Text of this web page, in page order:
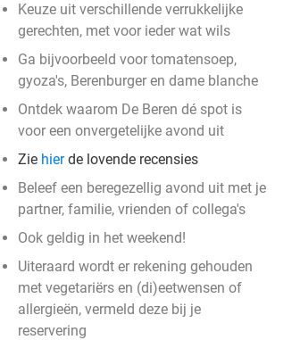
Keuze uit verschillende verrukkelijke
gerechten, met voor ieder wat wils
Ga bijvoorbeeld voor tomatensoep,
gyoza's, Berenburger en dame blanche
Ontdek waarom De Beren dé spot is
voor een onvergetelijke avond uit
Zie hierde lovende recensies
Beleef een beregezellig avond uit met je
partner, familie, vrienden of collega's
Ook geldig in het weekend!
Uiteraard wordt er rekening gehouden
met vegetariërs en (di)eetwensen of
allergieën, vermeld deze bij je
reservering